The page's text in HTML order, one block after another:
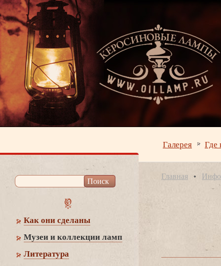
Галерея Где
Как они сделаны
Музеи и коллекции ламп
Литература
Главная